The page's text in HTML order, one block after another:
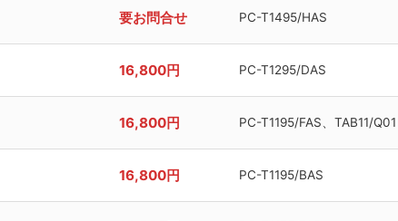
要お問合せ PC-T1495/HAS
16,800円 PC-T1295/DAS
16,800円 PC-T1195/FAS、TAB11/Q01
16,800円 PC-T1195/BAS